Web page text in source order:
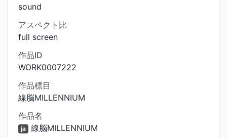
sound
アスペクト比
full screen
作品ID
WORK0007222
作品標目
線脳MILLENNIUM
作品名
ja 線脳MILLENNIUM